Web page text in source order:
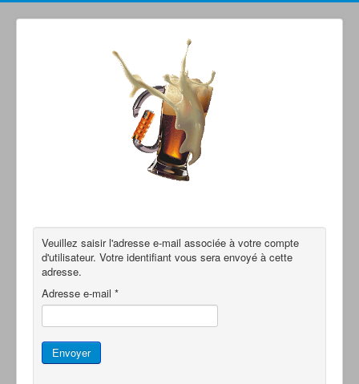
Veuillez saisir l'adresse e-mail associée à votre compte
d'utilisateur. Votre identifiant vous sera envoyé à cette
adresse.
Adresse e-mail *
Envoyer